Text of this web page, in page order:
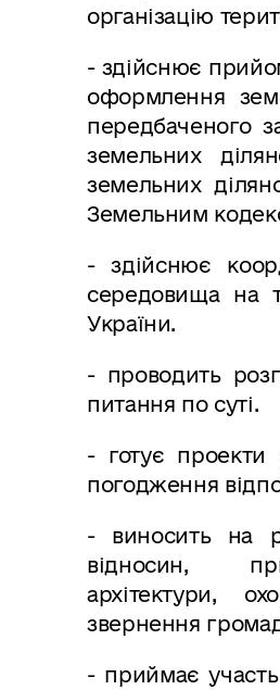
організацію
- здійснює
оформлення
передбаченого
земельних
земельних
Земельним
- здійснює
середовища на
України.
- проводить
питання по суті.
- готує проекти
погодження
- виносить на
відносин,
архітектури,
звернення
- приймає участь